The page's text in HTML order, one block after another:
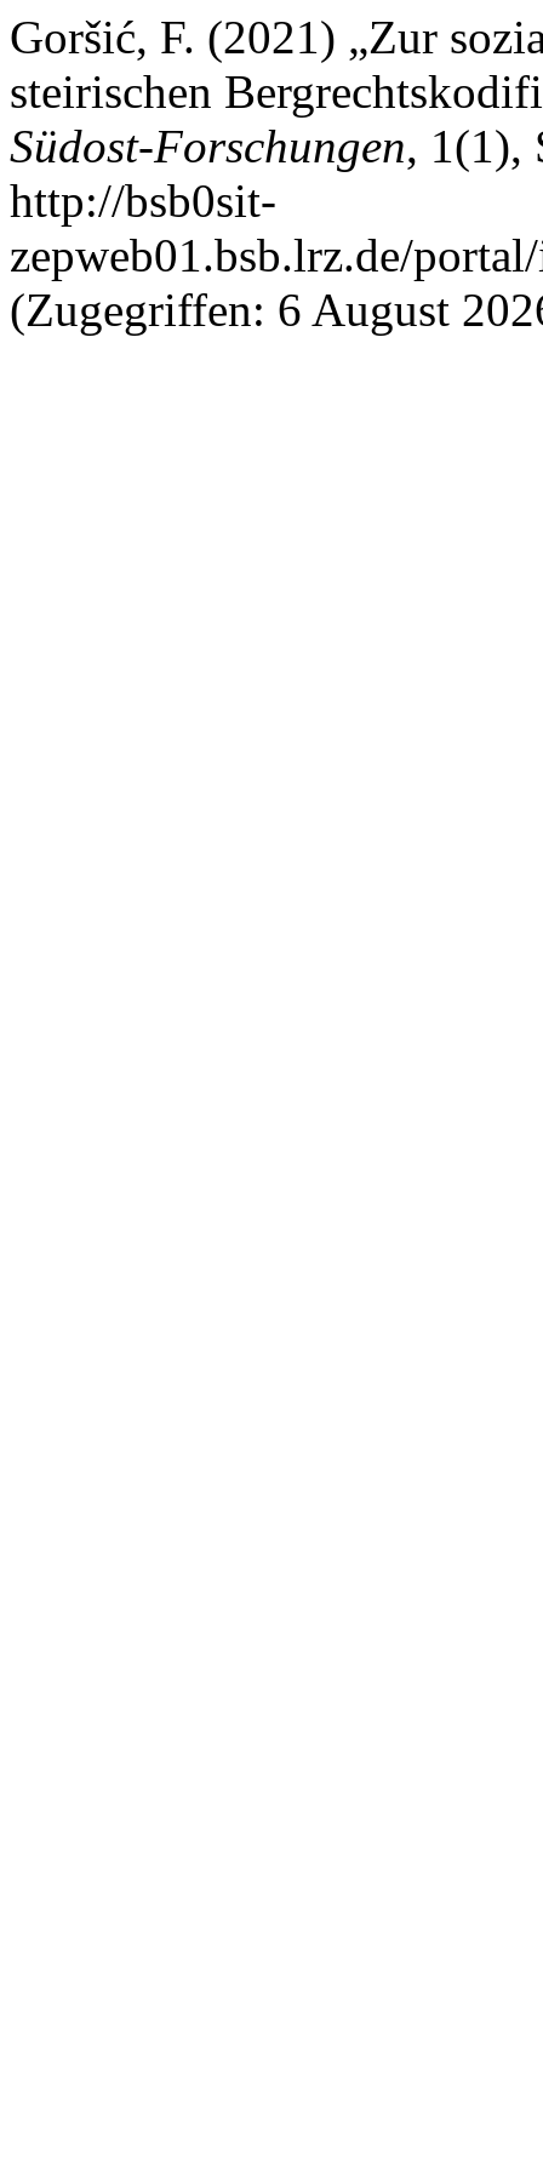
Goršić, F. (2021) „Zur
steirischen
Südost-Forschungen, 1(1),
http://bsb0sit-
zepweb01.bsb.lrz.de/
(Zugegriffen: 6 August